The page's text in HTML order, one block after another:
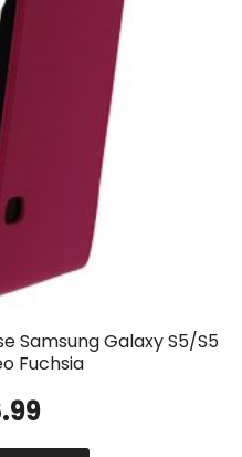
Samsung Galaxy S5/S5
Fuchsia